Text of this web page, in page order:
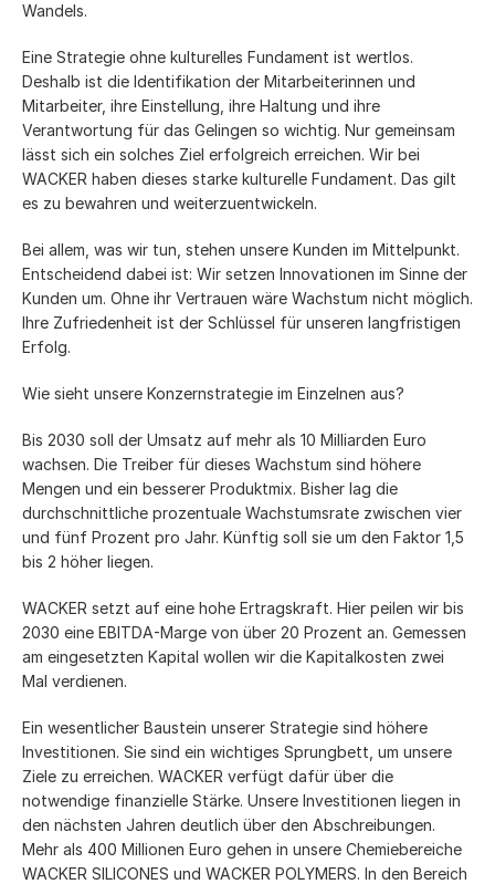
Wandels.
Eine Strategie ohne kulturelles Fundament ist wertlos.
Deshalb ist die Identifikation der Mitarbeiterinnen und
Mitarbeiter, ihre Einstellung, ihre Haltung und ihre
Verantwortung für das Gelingen so wichtig. Nur gemeinsam
lässt sich ein solches Ziel erfolgreich erreichen. Wir bei
WACKER haben dieses starke kulturelle Fundament. Das gilt
es zu bewahren und weiterzuentwickeln.
Bei allem, was wir tun, stehen unsere Kunden im Mittelpunkt.
Entscheidend dabei ist: Wir setzen Innovationen im Sinne der
Kunden um. Ohne ihr Vertrauen wäre Wachstum nicht möglich.
Ihre Zufriedenheit ist der Schlüssel für unseren langfristigen
Erfolg.
Wie sieht unsere Konzernstrategie im Einzelnen aus?
Bis 2030 soll der Umsatz auf mehr als 10 Milliarden Euro
wachsen. Die Treiber für dieses Wachstum sind höhere
Mengen und ein besserer Produktmix. Bisher lag die
durchschnittliche prozentuale Wachstumsrate zwischen vier
und fünf Prozent pro Jahr. Künftig soll sie um den Faktor 1,5
bis 2 höher liegen.
WACKER setzt auf eine hohe Ertragskraft. Hier peilen wir bis
2030 eine EBITDA-Marge von über 20 Prozent an. Gemessen
am eingesetzten Kapital wollen wir die Kapitalkosten zwei
Mal verdienen.
Ein wesentlicher Baustein unserer Strategie sind höhere
Investitionen. Sie sind ein wichtiges Sprungbett, um unsere
Ziele zu erreichen. WACKER verfügt dafür über die
notwendige finanzielle Stärke. Unsere Investitionen liegen in
den nächsten Jahren deutlich über den Abschreibungen.
Mehr als 400 Millionen Euro gehen in unsere Chemiebereiche
WACKER SILICONES und WACKER POLYMERS. In den Bereich